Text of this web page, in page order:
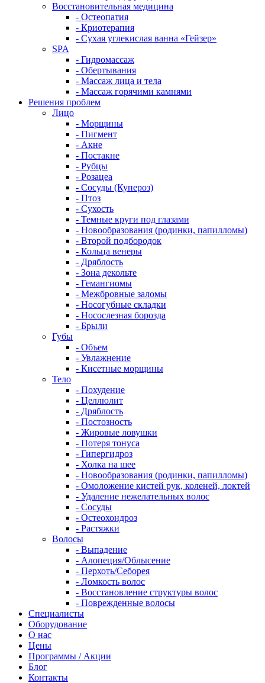
Восстановительная медицина
- Остеопатия
- Криотерапия
- Сухая углекислая ванна «Гейзер»
SPA
- Гидромассаж
- Обертывания
- Массаж лица и тела
- Массаж горячими камнями
Решения проблем
Лицо
- Морщины
- Пигмент
- Акне
- Постакне
- Рубцы
- Розацеа
- Сосуды (Купероз)
- Птоз
- Сухость
- Темные круги под глазами
- Новообразования (родинки, папилломы)
- Второй подбородок
- Кольца венеры
- Дряблость
- Зона декольте
- Гемангиомы
- Межбровные заломы
- Носогубные складки
- Носослезная борозда
- Брыли
Губы
- Объем
- Увлажнение
- Кисетные морщины
Тело
- Похудение
- Целлюлит
- Дряблость
- Постозность
- Жировые ловушки
- Потеря тонуса
- Гипергидроз
- Холка на шее
- Новообразования (родинки, папилломы)
- Омоложение кистей рук, коленей, локтей
- Удаление нежелательных волос
- Сосуды
- Остеохондроз
- Растяжки
Волосы
- Выпадение
- Алопеция/Облысение
- Перхоть/Себорея
- Ломкость волос
- Восстановление структуры волос
- Поврежденные волосы
Специалисты
Оборудование
О нас
Цены
Программы / Акции
Блог
Контакты